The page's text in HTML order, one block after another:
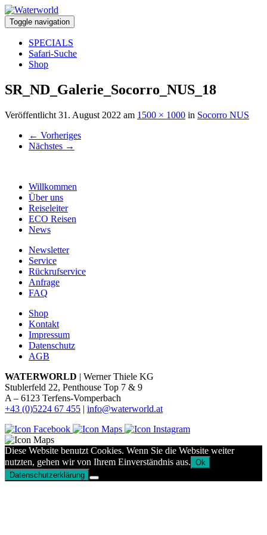
Toggle navigation
SPECIALS
Safari-Suche
Shop
SR_ND_Galerie_Socorro_NUS_18
Veröffentlicht 31. August 2022 am 1500 × 1000 in Socorro NUS
← Vorheriges
Nächstes →
Willkommen
Über uns
Reiseleiter
ECO Reisen
News
Newsletter
Service
Rückrufservice
Anfrage
FAQ
Shop
Kontakt
Impressum
Datenschutz
AGB
WATERWORLD | Werner Thiele KG
Stublerfeld 22, Penthouse Top 7 & 9
A – 6123 Terfens-Vomperbach
+43 (0)5224 67 455 | info@waterworld.at
Diese Website benutzt Cookies. Wenn Sie die Website weiter
nutzten, gehen wir von Ihrem Einverständnis aus. Ok
Datenschutzerklärung